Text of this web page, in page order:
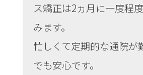
ス矯正は2ヵ月に一度程
みます。
忙しくて定期的な通院が
でも安心です。